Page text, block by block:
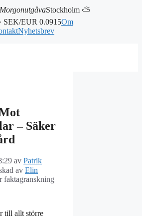
MorgonutgåvaStockholm ⛅
SEK/EUR 0.0915Om
Nyhetsbrev
– Säker
av Patrik
av Elin
faktagranskning
till allt större